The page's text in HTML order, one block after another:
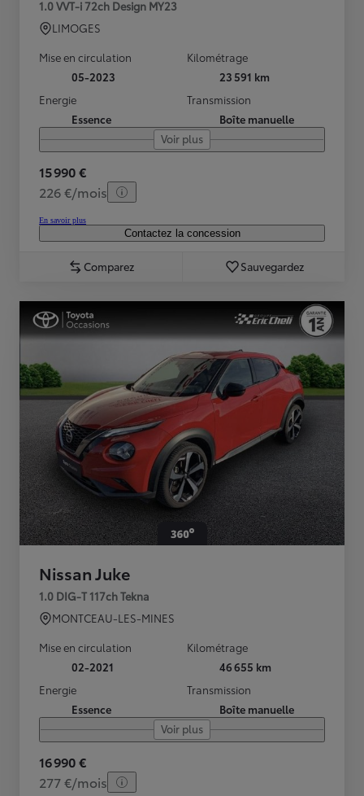
1.0 VVT-i 72ch Design MY23
LIMOGES
Mise en circulation
05-2023
Kilométrage
23 591 km
Energie
Essence
Transmission
Boîte manuelle
Voir plus
15 990 €
226 €/mois
En savoir plus
Contactez la concession
Comparez Sauvegardez
Nissan Juke
1.0 DIG-T 117ch Tekna
MONTCEAU-LES-MINES
Mise en circulation
02-2021
Kilométrage
46 655 km
Energie
Essence
Transmission
Boîte manuelle
Voir plus
16 990 €
277 €/mois